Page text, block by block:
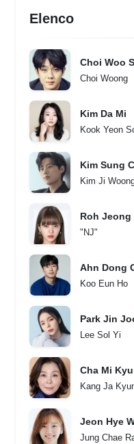
Elenco
Choi Woo
Choi Woong
Kim Da Mi
Kook Yeon
Kim Sung
Kim Ji
Roh Jeong
"NJ"
Ahn Dong
Koo Eun Ho
Park Jin
Lee Sol Yi
Cha Mi
Kang Ja
Jeon Hye
Jung Chae